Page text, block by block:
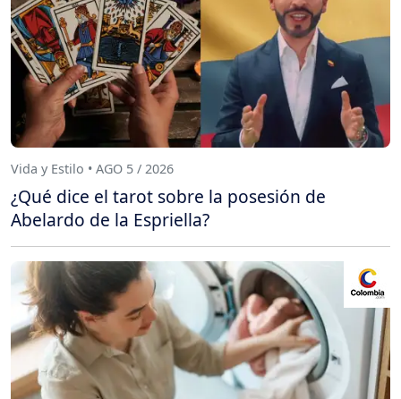
Vida y Estilo • AGO 5 / 2026
¿Qué dice el tarot sobre la posesión de
Abelardo de la Espriella?